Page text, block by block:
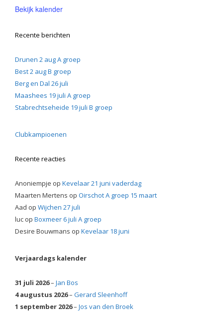
Bekijk kalender
Recente berichten
Drunen 2 aug A groep
Best 2 aug B groep
Berg en Dal 26 juli
Maashees 19 juli A groep
Stabrechtseheide 19 juli B groep
Clubkampioenen
Recente reacties
Anoniempje op Kevelaar 21 juni vaderdag
Maarten Mertens op Oirschot A groep 15 maart
Aad op Wijchen 27 juli
luc op Boxmeer 6 juli A groep
Desire Bouwmans op Kevelaar 18 juni
Verjaardags kalender
31 juli 2026– Jan Bos
4 augustus 2026– Gerard Sleenhoff
1 september 2026– Jos van den Broek